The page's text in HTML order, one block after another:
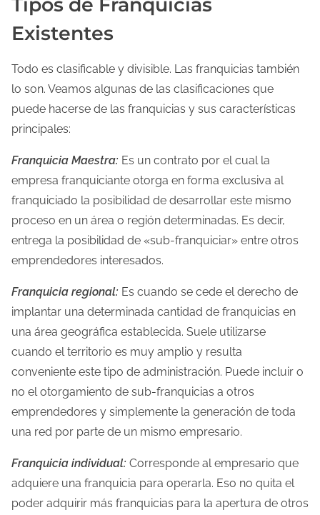
Existentes
Todo es clasificable y divisible. Las franquicias también
lo son. Veamos algunas de las clasificaciones que
puede hacerse de las franquicias y sus características
principales:
Franquicia Maestra: Es un contrato por el cual la
empresa franquiciante otorga en forma exclusiva al
franquiciado la posibilidad de desarrollar este mismo
proceso en un área o región determinadas. Es decir,
entrega la posibilidad de «sub-franquiciar» entre otros
emprendedores interesados.
Franquicia regional: Es cuando se cede el derecho de
implantar una determinada cantidad de franquicias en
una área geográfica establecida. Suele utilizarse
cuando el territorio es muy amplio y resulta
conveniente este tipo de administración. Puede incluir o
no el otorgamiento de sub-franquicias a otros
emprendedores y simplemente la generación de toda
una red por parte de un mismo empresario.
Franquicia individual: Corresponde al empresario que
adquiere una franquicia para operarla. Eso no quita el
poder adquirir más franquicias para la apertura de otros